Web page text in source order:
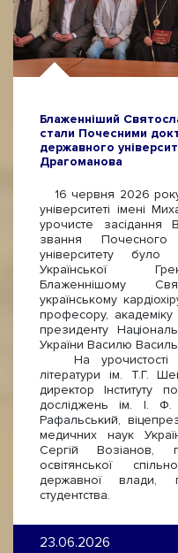
Блаженніший
стали Почесними
державного
Драгоманова
16 червня 2026
університеті імені
урочисте засідання
звання
університету
Української
Блаженнішому
українському
професору,
президенту
України Василю
На урочистості
літератури ім. Т.Г.
директор Інституту
досліджень ім. І.
Рафальський,
медичних наук
Сергій Возіанов,
освітянської
державної влади,
студентства.
23.06.2026